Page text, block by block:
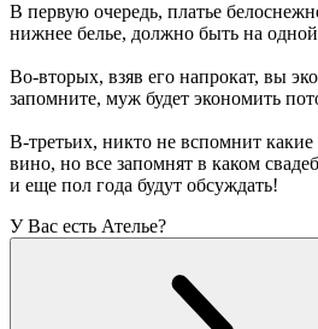
В первую очередь, платье
нижнее белье, должно быть на
Во-вторых, взяв его напрокат, вы
запомните, муж будет экономить
В-третьих, никто не вспомнит
вино, но все запомнят в каком
и еще пол года будут обсуждать!
У Вас есть Ателье?